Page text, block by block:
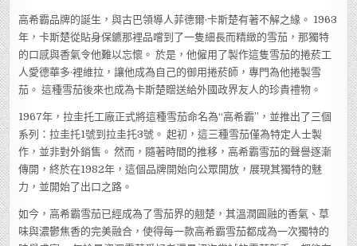
高希霸品牌的誕生，與古巴領導人菲德爾·卡斯楚有著不解之緣。 1963
年，卡斯楚從貼身保鑣那裡品嚐到了一隻細長而精緻的雪茄，那獨特
的口感與香氣令他難以忘懷。 於是，他僱用了製作這隻雪茄的捲菸工
人愛德華多·裡維拉，讓他成為自己的御用捲菸師，專門為他捲製雪
茄。 這種雪茄後來也成為卡斯楚贈送給外國政界友人的珍貴禮物。
1967年，拉圭托工廠正式將這種雪茄命名為“高希霸”，並推出了三個
系列：拉圭托1號到拉圭托3號。 起初，這三種雪茄僅為特定人士製
作，並非對外銷售。 然而，隨著時間的推移，高希霸雪茄的聲譽逐漸
傳開，終於在1982年，這個品牌開始向公眾開放，展現其獨特的魅
力，並開始了出口之路。
如今，高希霸雪茄已經成為了雪茄界的翹楚，其溫潤圓融的香氣、草
味與濃鬱焦香的完美融合，使得每一款高希霸雪茄都成為一次獨特的